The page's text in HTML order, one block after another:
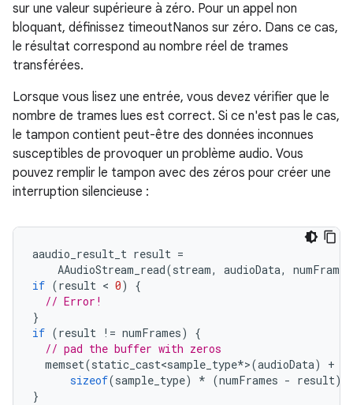
sur une valeur supérieure à zéro. Pour un appel non
bloquant, définissez timeoutNanos sur zéro. Dans ce cas,
le résultat correspond au nombre réel de trames
transférées.
Lorsque vous lisez une entrée, vous devez vérifier que le
nombre de trames lues est correct. Si ce n'est pas le cas,
le tampon contient peut-être des données inconnues
susceptibles de provoquer un problème audio. Vous
pouvez remplir le tampon avec des zéros pour créer une
interruption silencieuse :
aaudio_result_t result =
AAudioStream_read(stream, audioData, numFrames
if (result < 0)
{
// Error!
}
if (result != numFrames)
{
// pad the buffer with zeros
memset(static_cast<sample_type*>(audioData) +
sizeof(sample_type) * (numFrames - result)
}